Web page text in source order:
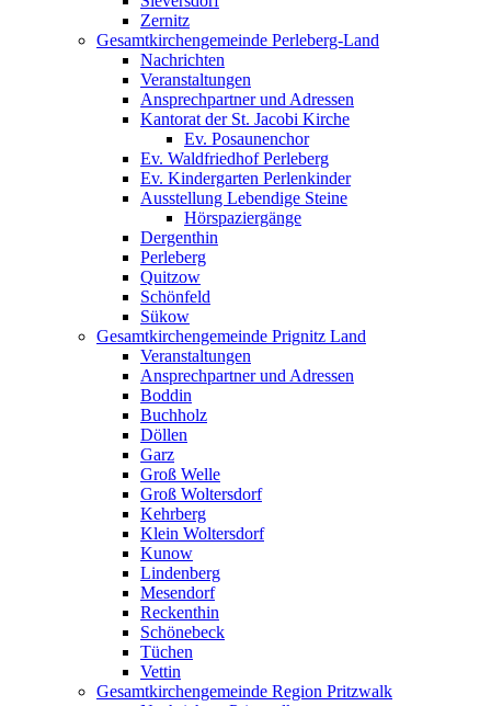
Zernitz
Gesamtkirchengemeinde Perleberg-Land
Nachrichten
Veranstaltungen
Ansprechpartner und Adressen
Kantorat der St. Jacobi Kirche
Ev. Posaunenchor
Ev. Waldfriedhof Perleberg
Ev. Kindergarten Perlenkinder
Ausstellung Lebendige Steine
Hörspaziergänge
Dergenthin
Perleberg
Quitzow
Schönfeld
Sükow
Gesamtkirchengemeinde Prignitz Land
Veranstaltungen
Ansprechpartner und Adressen
Boddin
Buchholz
Döllen
Garz
Groß Welle
Groß Woltersdorf
Kehrberg
Klein Woltersdorf
Kunow
Lindenberg
Mesendorf
Reckenthin
Schönebeck
Tüchen
Vettin
Gesamtkirchengemeinde Region Pritzwalk